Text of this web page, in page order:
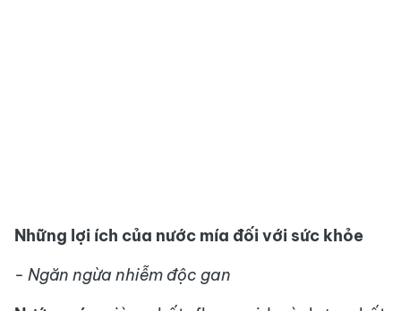
Những lợi ích của nước mía đối với sức khỏe
- Ngăn ngừa nhiễm độc gan